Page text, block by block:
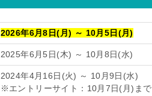
2026年6月8 日(月) ～ 10月 5日(月)
2025年6月5日(木) ～ 10月8日(水)
2024年4月16日(火) ～ 10月9日(水)
※エントリーサイト：10月7日(月)まで